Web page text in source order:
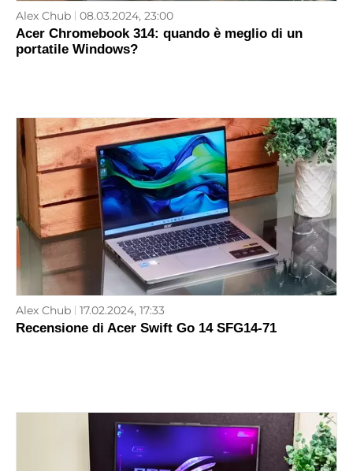
Alex Chub 08.03.2024, 23:00
Acer Chromebook 314: quando è meglio di un
portatile Windows?
Alex Chub 17.02.2024, 17:33
Recensione di Acer Swift Go 14 SFG14-71